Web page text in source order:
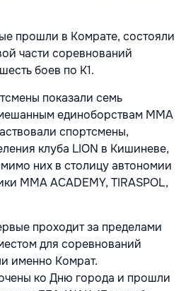
прошли в Комрате, состояли
части соревнований
боев по K1.
показали семь
единоборствам ММА
спортсмены,
клуба LION в Кишиневе,
них в столицу автономии
MMA ACADEMY, TIRASPOL,
проходит за пределами
для соревнований
именно Комрат.
ко Дню города и прошли